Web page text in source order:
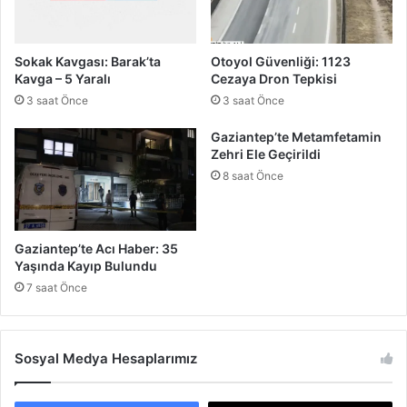
a
r
i
:
Ş
o
ö
r
ü
n
G
i
r
ş
i
m
Sokak Kavgası: Barak’ta
Kavga – 5 Yaralı
3 saat Önce
Otoyol Güvenliği: 1123
Cezaya Dron Tepkisi
3 saat Önce
Gaziantep’te Acı Haber: 35
Yaşında Kayıp Bulundu
7 saat Önce
Gaziantep’te Metamfetamin
Zehri Ele Geçirildi
8 saat Önce
Sosyal Medya Hesaplarımız